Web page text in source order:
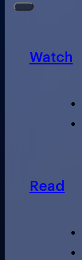
Watch
Read